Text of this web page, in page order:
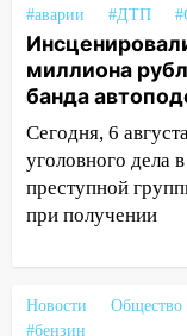
15:15
новый
14:26 В
по улице
14:23 67%
передумать
повысят
более 4,6
#аварии
#ДТП
миллиона
банда
Сегодня, 6
уголовного дела
преступной
при получении
Новости Общество
#бензин